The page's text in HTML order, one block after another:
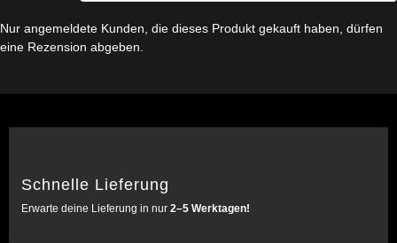
Nur angemeldete Kunden, die dieses Produkt gekauft haben, dürfen
eine Rezension abgeben.
Schnelle Lieferung
Erwarte deine Lieferung in nur 2–5 Werktagen!